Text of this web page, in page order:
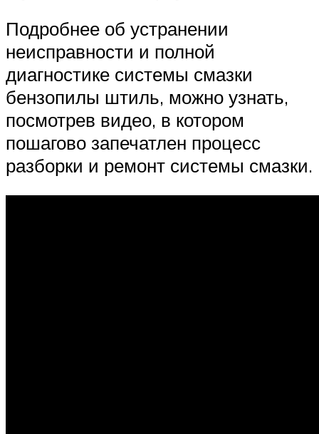
Подробнее об устранении
неисправности и полной
диагностике системы смазки
бензопилы штиль, можно узнать,
посмотрев видео, в котором
пошагово запечатлен процесс
разборки и ремонт системы смазки.